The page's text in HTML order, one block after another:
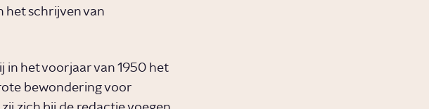
het schrijven van
in het voorjaar van 1950 het
bewondering voor